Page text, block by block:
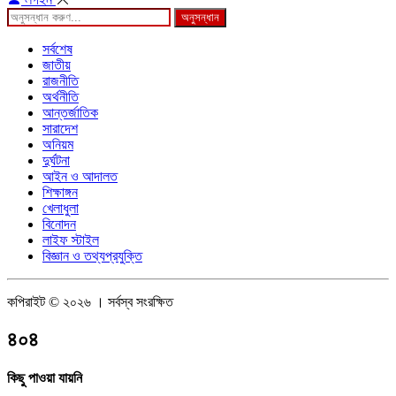
অনুসন্ধান
সর্বশেষ
জাতীয়
রাজনীতি
অর্থনীতি
আন্তর্জাতিক
সারাদেশ
অনিয়ম
দুর্ঘটনা
আইন ও আদালত
শিক্ষাঙ্গন
খেলাধুলা
বিনোদন
লাইফ স্টাইল
বিজ্ঞান ও তথ্যপ্রযুক্তি
কপিরাইট © ২০২৬ । সর্বস্ব সংরক্ষিত
৪০৪
কিছু পাওয়া যায়নি